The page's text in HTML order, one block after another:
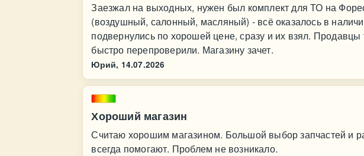
Заезжал на выходных, нужен был комплект для ТО на
(воздушный, салонный, масляный) - всё оказалось в
подвернулись по хорошей цене, сразу и их взял. Продавцы
быстро перепроверили. Магазину зачет.
Юрий, 14.07.2026
Хороший магазин
Считаю хорошим магазином. Большой выбор запчастей и
всегда помогают. Проблем не возникало.